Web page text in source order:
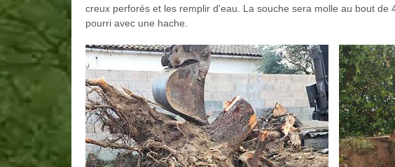
creux perforés et les remplir d'eau. La souche sera molle au bout de
pourri avec une hache.